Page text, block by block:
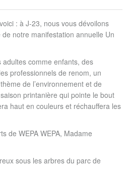
: à J-23, nous vous dévoilons
notre manifestation annuelle Un
comme enfants, des
professionnels de renom, un
de l’environnement et de
printanière qui pointe le bout
haut en couleurs et réchauffera les
de WEPA WEPA, Madame
sous les arbres du parc de